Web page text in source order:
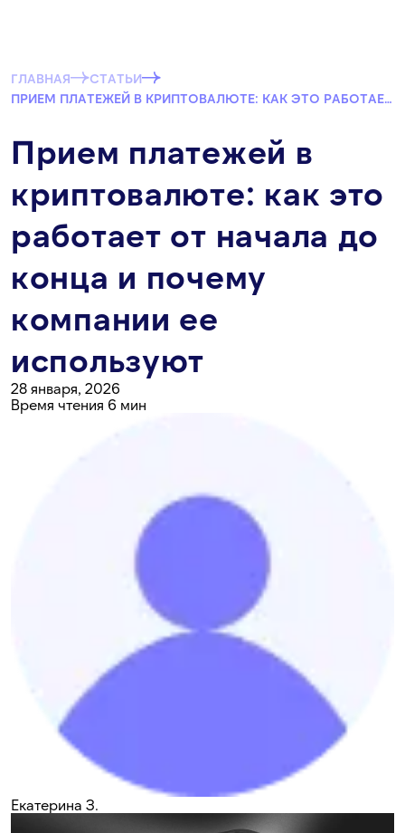
ГЛАВНАЯ
СТАТЬИ
ПРИЕМ ПЛАТЕЖЕЙ В КРИПТОВАЛЮТЕ: КАК ЭТО РАБОТАЕТ ОТ НАЧАЛА ДО КОНЦА И ПОЧЕМУ КОМПАНИИ ЕЕ ИСПОЛЬЗУЮТ
Прием платежей в
криптовалюте: как это
работает от начала до
конца и почему
компании ее
используют
28 января, 2026
Время чтения 6 мин
Екатерина З.